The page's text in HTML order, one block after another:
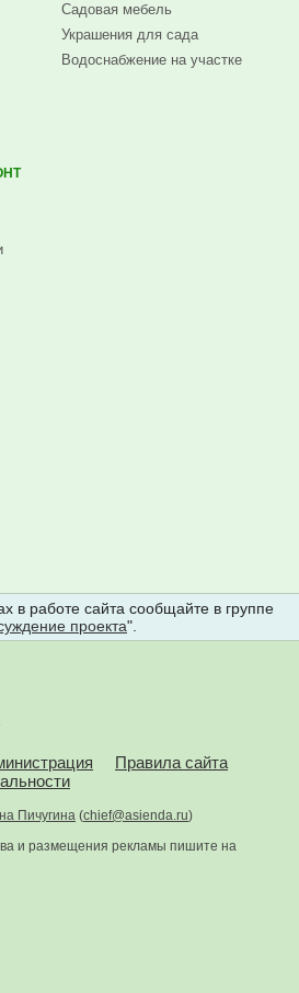
Садовая мебель
Украшения для сада
Водоснабжение на участке
в работе сайта сообщайте в группе
проекта".
Правила сайта
Пичугина (chief@asienda.ru)
и размещения рекламы пишите на